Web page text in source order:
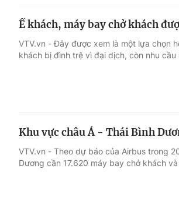
Ế khách, máy bay chở khách
VTV.vn - Đây được xem là một lựa chọn
khách bị đình trệ vì đại dịch, còn nhu
Khu vực châu Á - Thái Bình
VTV.vn - Theo dự báo của Airbus trong
Dương cần 17.620 máy bay chở khách